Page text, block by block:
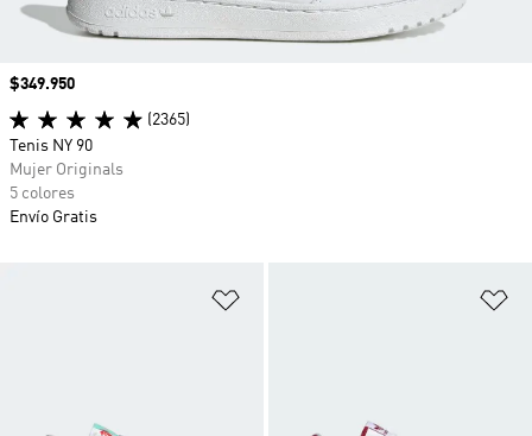
Precio
$349.950
(2365)
Tenis NY 90
Mujer Originals
5 colores
Envío Gratis